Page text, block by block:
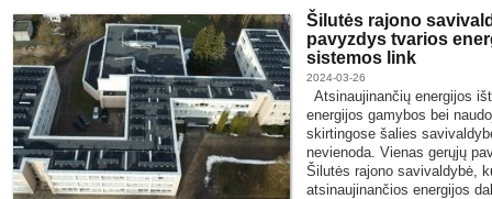
Šilutės rajono
pavyzdys tvarios
sistemos link
2024-03-26
Atsinaujinančių energijos
energijos gamybos bei
skirtingose šalies
nevienoda. Vienas gerųjų
Šilutės rajono savivaldybė,
atsinaujinančios energijos